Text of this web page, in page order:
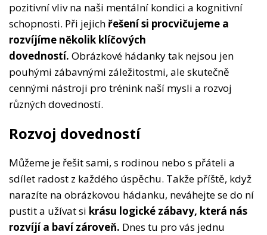
pozitivní vliv na naši mentální kondici a kognitivní
schopnosti. Při jejich řešení si procvičujeme a
rozvíjíme několik klíčových
dovedností. Obrázkové hádanky tak nejsou jen
pouhými zábavnými záležitostmi, ale skutečně
cennými nástroji pro trénink naší mysli a rozvoj
různých dovedností.
Rozvoj dovedností
Můžeme je řešit sami, s rodinou nebo s přáteli a
sdílet radost z každého úspěchu. Takže příště, když
narazíte na obrázkovou hádanku, neváhejte se do ní
pustit a užívat si krásu logické zábavy, která nás
rozvíjí a baví zároveň. Dnes tu pro vás jednu